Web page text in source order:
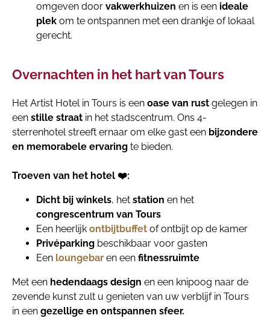
omgeven door vakwerkhuizen en is een ideale
plek om te ontspannen met een drankje of lokaal
gerecht.
Overnachten in het hart van Tours
Het Artist Hotel in Tours is een oase van rust gelegen in
een stille straat in het stadscentrum. Ons 4-
sterrenhotel streeft ernaar om elke gast een bijzondere
en memorabele ervaring te bieden.
Troeven van het hotel ❤️:
Dicht bij winkels, het station en het
congrescentrum van Tours
Een heerlijk ontbijtbuffet of ontbijt op de kamer
Privéparking beschikbaar voor gasten
Een loungebar en een fitnessruimte
Met een hedendaags design en een knipoog naar de
zevende kunst zult u genieten van uw verblijf in Tours
in een gezellige en ontspannen sfeer.